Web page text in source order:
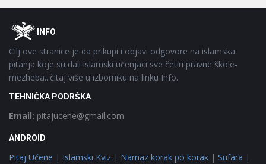
FooterOINFO
Cilj ove stranice je da prikupi i objavi odgovore na islamska
pitanja koje su dali islamski učenjaci sve četiri pravne škole-
mezheba...čitaj više u izborniku na linku Info.
TEHNIČKA PODRŠKA
Email: pitajucene@gmail.com
ANDROID
Pitaj Učene | Islamski Kviz | Namaz korak po korak | Sufara |